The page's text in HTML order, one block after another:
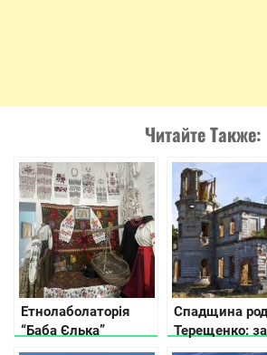
Читайте Также:
Етнолаболаторія
“Баба Єлька”
Спадщина
Терещенко:
маєтки та